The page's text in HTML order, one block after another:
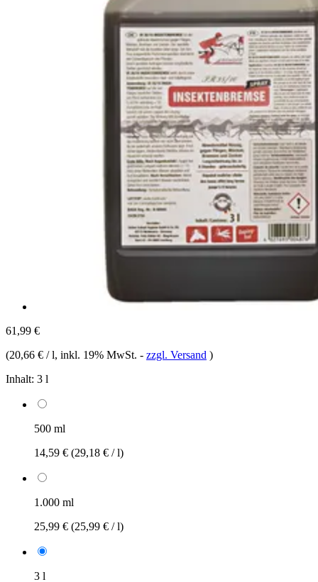
61,99 €
(20,66 € / l, inkl. 19% MwSt. - zzgl. Versand )
Inhalt: 3 l
500 ml
14,59 € (29,18 € / l)
1.000 ml
25,99 € (25,99 € / l)
3 l